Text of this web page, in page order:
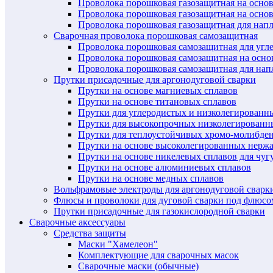
Проволока порошковая газозащитная на
Проволока порошковая газозащитная на
Проволока порошковая газозащитная для
Сварочная проволока порошковая самозащитная
Проволока порошковая самозащитная для
Проволока порошковая самозащитная на
Проволока порошковая самозащитная для
Прутки присадочные для аргонодуговой сварки
Прутки на основе магниевых сплавов
Прутки на основе титановых сплавов
Прутки для углеродистых и
Прутки для высокопрочных
Прутки для теплоустойчивых хромо-
Прутки на основе высоколегированных
Прутки на основе никелевых сплавов для
Прутки на основе алюминиевых сплавов
Прутки на основе медных сплавов
Вольфрамовые электроды для аргонодуговой
Флюсы и проволоки для дуговой сварки под
Прутки присадочные для газокислородной сварки
Сварочные аксессуары
Средства защиты
Маски "Хамелеон"
Комплектующие для сварочных масок
Сварочные маски (обычные)